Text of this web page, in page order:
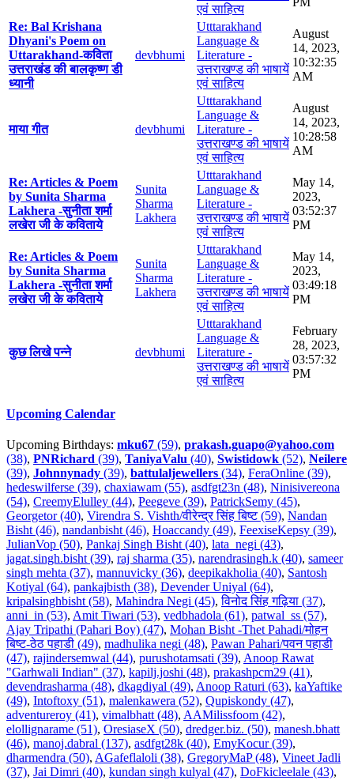
एवं साहित्य
Re: Bal Krishana
Dhyani's Poem on
Uttarakhand-कविता
उत्तराखंड की बालकृष्ण डी
ध्यानी
devbhumi
Utttarakhand
Language &
Literature -
उत्तराखण्ड की भाषायें
एवं साहित्य
August
14, 2023,
10:32:35
AM
माया गीत devbhumi
Utttarakhand
Language &
Literature -
उत्तराखण्ड की भाषायें
एवं साहित्य
August
14, 2023,
10:28:58
AM
Re: Articles & Poem
by Sunita Sharma
Lakhera -सुनीता शर्मा
लखेरा जी के कविताये
Sunita
Sharma
Lakhera
Utttarakhand
Language &
Literature -
उत्तराखण्ड की भाषायें
एवं साहित्य
May 14,
2023,
03:52:37
PM
Re: Articles & Poem
by Sunita Sharma
Lakhera -सुनीता शर्मा
लखेरा जी के कविताये
Sunita
Sharma
Lakhera
Utttarakhand
Language &
Literature -
उत्तराखण्ड की भाषायें
एवं साहित्य
May 14,
2023,
03:49:18
PM
कुछ लिखे पन्ने devbhumi
Utttarakhand
Language &
Literature -
उत्तराखण्ड की भाषायें
एवं साहित्य
February
28, 2023,
03:57:32
PM
Upcoming Calendar
Upcoming Birthdays: mku67 (59), prakash.guapo@yahoo.com
(38), PNRichard (39), TaniyaValu (40), Swistidowk (52), Neilere
(39), Johnnynady (39), battulaljewellers (34), FeraOnline (39),
hedeswilferse (39), chaxiawam (55), asdfgt23n (48), Ninisivereona
(54), CreemyElulley (44), Peegeve (39), PatrickSemy (45),
Georgetor (40), Virendra S. Vishth/वीरेन्द्र सिंह बिष्ट (59), Nandan
Bisht (46), nandanbisht (46), Hoaccandy (49), FeexiseKepsy (39),
JulianVop (50), Pankaj Singh Bisht (40), lata_negi (43),
jagat.singh.bisht (39), raj sharma (35), narendrasingh.k (40), sameer
singh mehta (37), mannuvicky (36), deepikakholia (40), Santosh
Kotiyal (64), pankajbisth (38), Devender Uniyal (64),
kripalsinghbisht (58), Mahindra Negi (45),विनोद सिंह गढ़िया (37),
anni_in (53), Amit Tiwari (53), vedbhadola (61), patwal_ss (57),
Ajay Tripathi (Pahari Boy) (47), Mohan Bisht -Thet Pahadi/मोहन
बिष्ट-ठेठ पहाडी (49), madhulika negi (48), Pawan Pahari/पवन पहाडी
(47), rajindersemwal (44), purushotamsati (39), Anoop Rawat
"Garhwali Indian" (37), kapilj.joshi (48), prakashpcm29 (41),
devendrasharma (48), dkagdiyal (49), Anoop Raturi (63), kaYaftike
(49), Intoftoxy (51), malenkawera (52), Qupiskondy (47),
adventureroy (41), vimalbhatt (48), AAMilissfoom (42),
elollignarame (51), OresiaseX (50), dredger.biz. (50), manesh.bhatt
(46), manoj.dabral (137), asdfgt28k (40), EmyKocur (39),
dharmendra (50), AGafeflaloli (38), GregoryMaP (48), Vineet Jadli
(37), Jai Dimri (40), kundan singh kulyal (47), DoFkicleelale (43),